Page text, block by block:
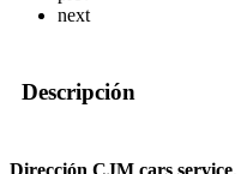
next
Descripción
Dirección CJM cars service,